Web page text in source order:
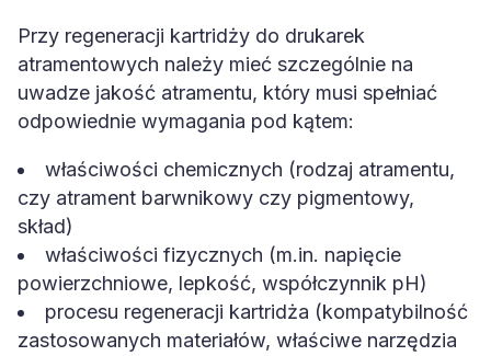
Przy regeneracji kartridży do drukarek
atramentowych należy mieć szczególnie na
uwadze jakość atramentu, który musi spełniać
odpowiednie wymagania pod kątem:
właściwości chemicznych (rodzaj atramentu,
czy atrament barwnikowy czy pigmentowy,
skład)
właściwości fizycznych (m.in. napięcie
powierzchniowe, lepkość, współczynnik pH)
procesu regeneracji kartridża (kompatybilność
zastosowanych materiałów, właściwe narzędzia